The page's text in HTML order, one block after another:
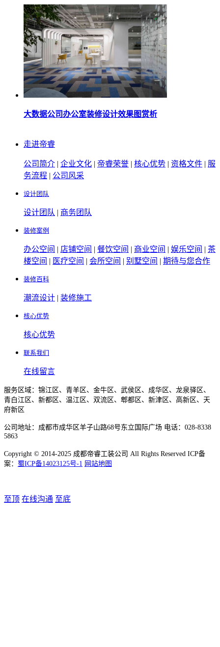
大数据公司办公室装修设计效果图赏析
走进帝睿
公司简介 | 企业文化 | 帝睿荣誉 | 核心优势 | 资格文件 | 服
务流程 | 公司风采
设计团队
设计团队 | 商务团队
装修案例
办公空间 | 店铺空间 | 餐饮空间 | 商业空间 | 娱乐空间 | 茶
楼空间 | 医疗空间 | 会所空间 | 别墅空间 | 期待与您合作
装修百科
潮流设计 | 装修施工
核心优势
核心优势
联系我们
在线留言
服务区域：锦江区、青羊区、金牛区、武侯区、成华区、龙泉驿区、
青白江区、新都区、温江区、双流区、郫都区、新津区、高新区、天
府新区
公司地址：成都市成华区羊子山路68号东立国际广场 电话：028-8338
5863
Copyright © 2014-2025 成都帝睿工装公司 All Rights Reserved ICP备
案： 蜀ICP备14023125号-1 网站地图
至顶 在线沟通 至底